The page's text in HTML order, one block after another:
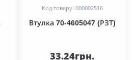
Код товару: 000002516
Втулка 70-4605047 (РЗТ)
33.24грн.